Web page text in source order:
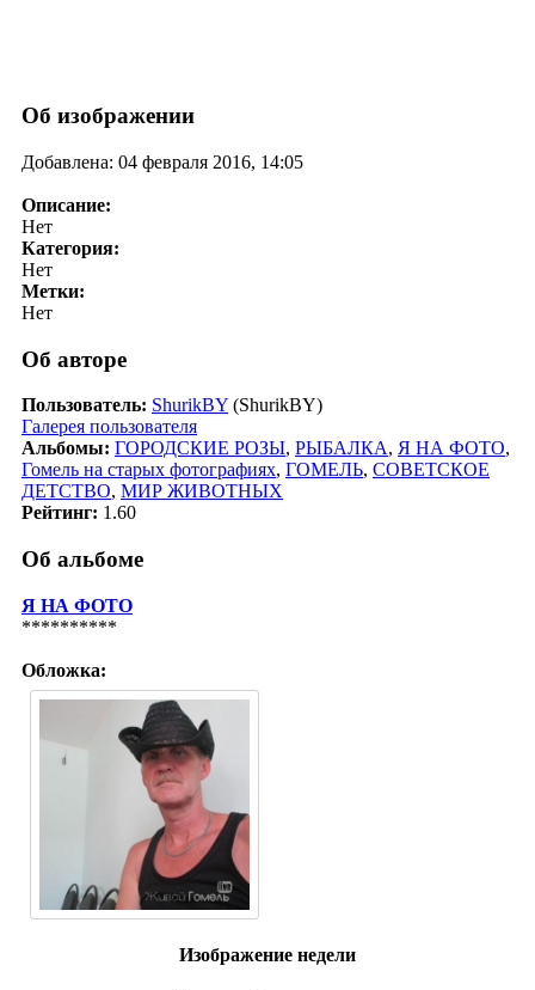
Об изображении
Добавлена: 04 февраля 2016, 14:05
Описание:
Нет
Категория:
Нет
Метки:
Нет
Об авторе
Пользователь: ShurikBY (ShurikBY)
Галерея пользователя
Альбомы: ГОРОДСКИЕ РОЗЫ, РЫБАЛКА, Я НА ФОТО,
Гомель на старых фотографиях, ГОМЕЛЬ, СОВЕТСКОЕ
ДЕТСТВО, МИР ЖИВОТНЫХ
Рейтинг: 1.60
Об альбоме
Я НА ФОТО
**********
Обложка:
Изображение недели